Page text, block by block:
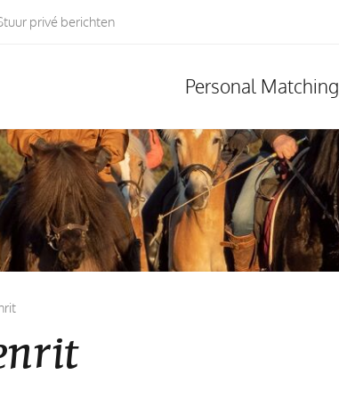
privé berichten
Personal Matching